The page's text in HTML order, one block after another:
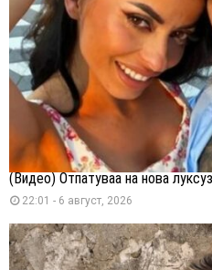
(Видео) Отпатуваа на нова
22:01 - 6 август, 2026